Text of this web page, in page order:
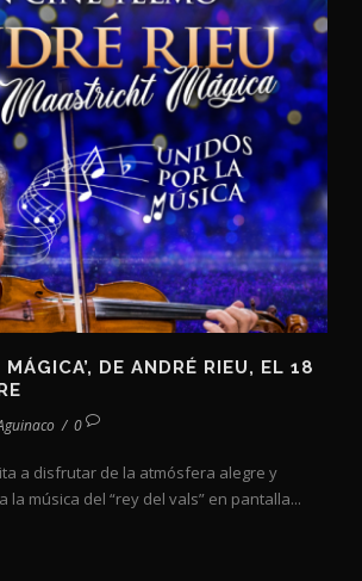
DE ANDRÉ RIEU, EL 18
/ 0
a disfrutar de la atmósfera alegre y
la música del “rey del vals” en pantalla...